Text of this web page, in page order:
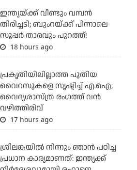
ഇന്ത്യയ്ക്ക് വീണ്ടും വമ്പന്‍
തിരിച്ചടി; ബുംറയ്ക്ക് പിന്നാലെ
സൂപ്പര്‍ താരവും പുറത്ത്!
18 hours ago
പ്രകൃതിയിലില്ലാത്ത പുതിയ
വൈറസുകളെ സൃഷ്ടിച്ച് എ.ഐ;
വൈദ്യശാസ്ത്ര രംഗത്ത് വന്‍
വഴിത്തിരിവ്
17 hours ago
ശ്രീലങ്കയില്‍ നിന്നും ഞാന്‍ പഠിച്ച
പ്രധാന കാര്യമാണത്: ഇന്ത്യക്ക്